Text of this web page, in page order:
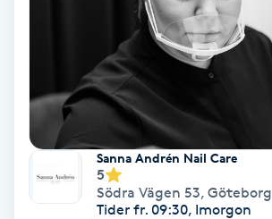
Tandläkare
Tatuering
Tatueringsborttagning
Sanna Andrén Nail Care
5
Södra Vägen 53, Göteborg
Tider fr. 09:30, Imorgon